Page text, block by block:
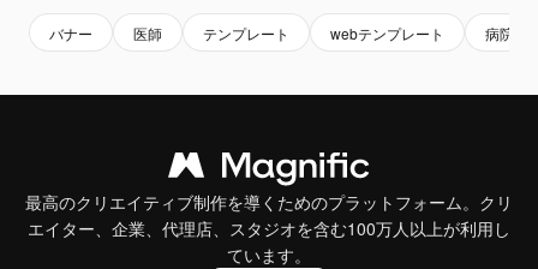
バナー 医師 テンプレート webテンプレート 病院
最高のクリエイティブ制作を導くためのプラットフォーム。クリ
エイター、企業、代理店、スタジオを含む100万人以上が利用し
ています。